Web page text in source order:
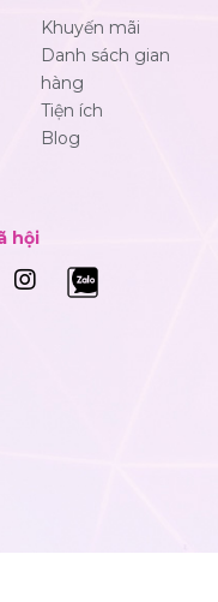
Khuyến mãi
Danh sách gian
hàng
Tiện ích
Blog
hội